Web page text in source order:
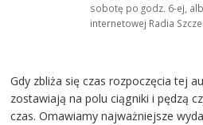
sobotę po godz. 6-ej,
internetowej Radia
Gdy zbliża się czas rozpoczęcia tej
zostawiają na polu ciągniki i pędzą
czas. Omawiamy najważniejsze